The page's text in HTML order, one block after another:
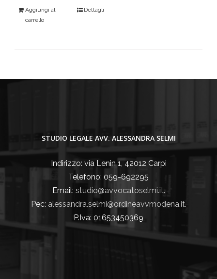
Aggiungi al
carrello
Dettagli
STUDIO LEGALE AVV. ALESSANDRA SELMI
Indirizzo: via Lenin 1, 42012 Carpi
Telefono: 059-692295
Email: studio@avvocatoselmi.it.
Pec: alessandra.selmi@ordineavvmodena.it.
P.Iva: 01653450369